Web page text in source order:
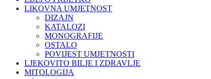
LIKOVNA UMJETNOST
DIZAJN
KATALOZI
MONOGRAFIJE
OSTALO
POVIJEST UMJETNOSTI
LJEKOVITO BILJE I ZDRAVLJE
MITOLOGIJA